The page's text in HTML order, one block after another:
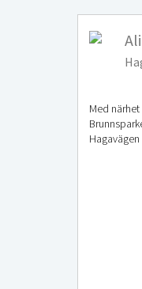
Med